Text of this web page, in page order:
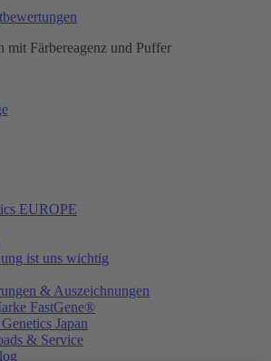
mit Färbereagenz und Puffer
EUROPE
ist uns wichtig
& Auszeichnungen
FastGene®
Japan
& Service